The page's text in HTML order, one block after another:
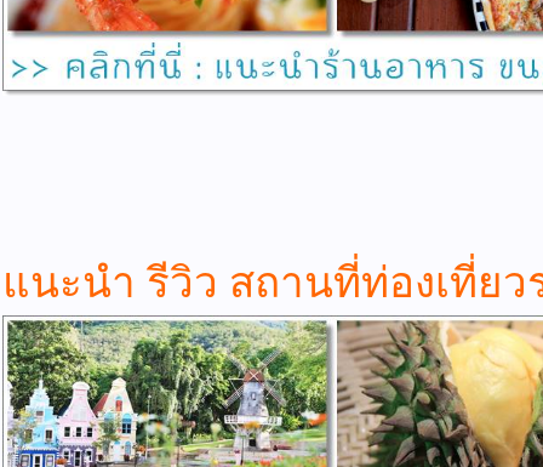
แนะนำ รีวิว สถานที่ท่องเที่ยว